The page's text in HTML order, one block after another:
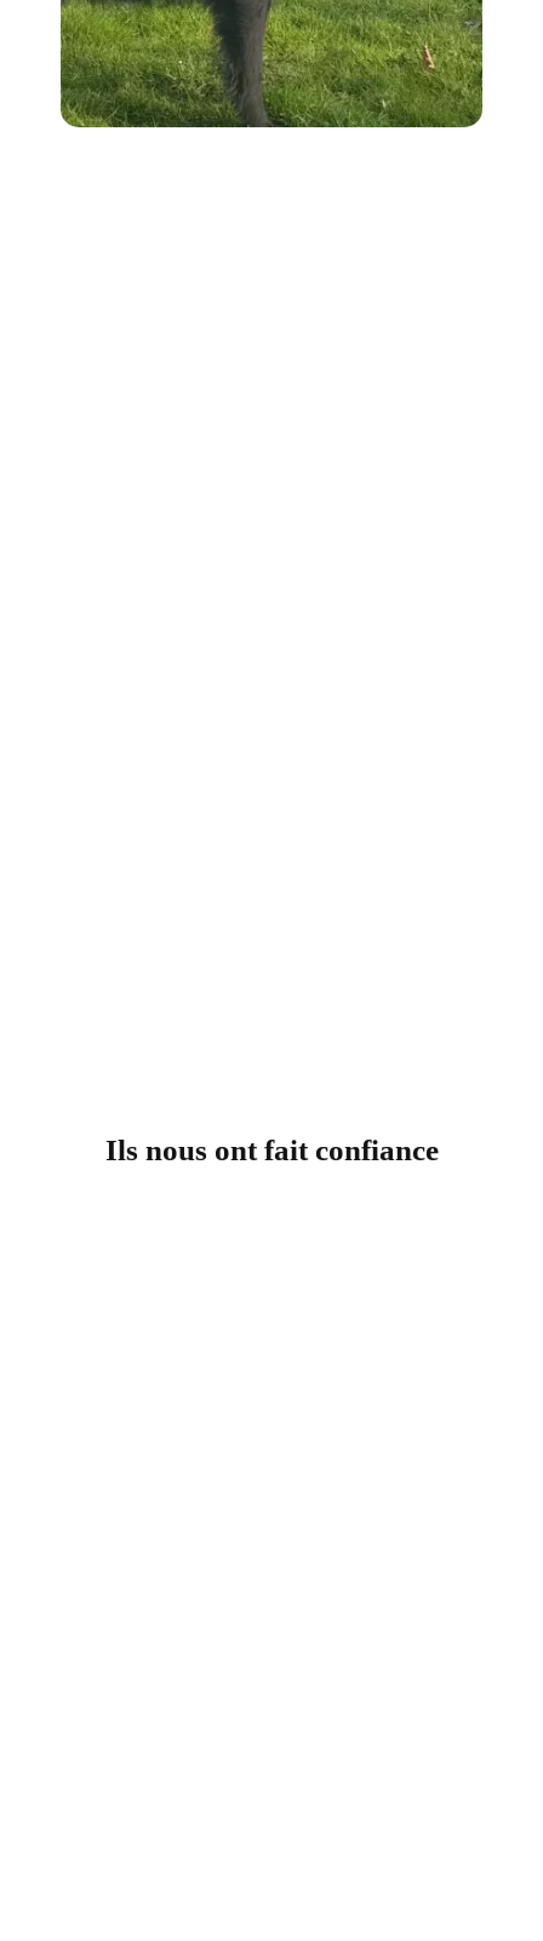
Ils nous ont fait confiance